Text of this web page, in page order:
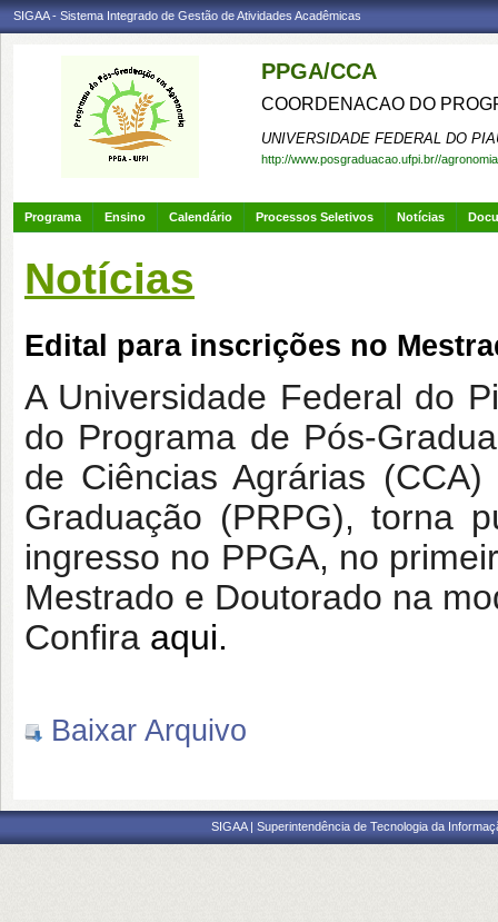
SIGAA - Sistema Integrado de Gestão de Atividades Acadêmicas
PPGA/CCA
COORDENACAO DO
UNIVERSIDADE FEDERAL DO
http://www.posgraduacao.ufpi.br//agronomia
Programa Ensino Calendário Processos Seletivos Notícias
Notícias
Edital para inscrições no
A Universidade Federal do
do Programa de Pós-
de Ciências Agrárias
Graduação (PRPG), torna
ingresso no PPGA, no
Mestrado e Doutorado na
Confira aqui.
Baixar Arquivo
SIGAA | Superintendência de Tecnologia da